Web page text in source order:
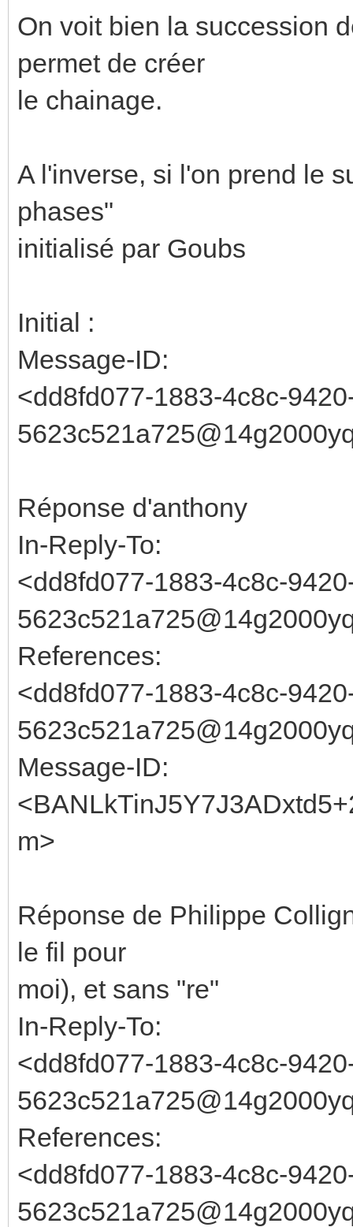
On voit bien la succession
permet de créer
le chainage.
A l'inverse, si l'on prend le
phases"
initialisé par Goubs
Initial :
Message-ID:
<dd8fd077-1883-4c8c-
Réponse d'anthony
In-Reply-To:
<dd8fd077-1883-4c8c-
References:
<dd8fd077-1883-4c8c-
Message-ID:
m>
Réponse de Philippe
le fil pour
moi), et sans "re"
In-Reply-To:
<dd8fd077-1883-4c8c-
References:
<dd8fd077-1883-4c8c-